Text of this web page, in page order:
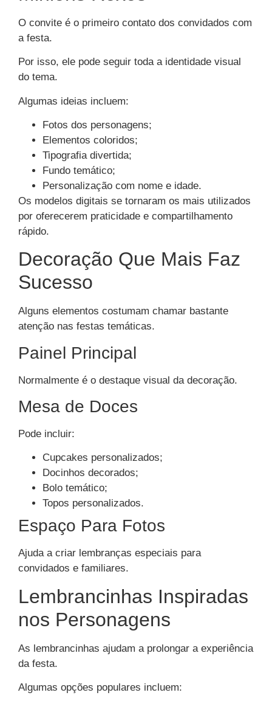
O convite é o primeiro contato dos convidados com
a festa.
Por isso, ele pode seguir toda a identidade visual
do tema.
Algumas ideias incluem:
Fotos dos personagens;
Elementos coloridos;
Tipografia divertida;
Fundo temático;
Personalização com nome e idade.
Os modelos digitais se tornaram os mais utilizados
por oferecerem praticidade e compartilhamento
rápido.
Decoração Que Mais Faz
Sucesso
Alguns elementos costumam chamar bastante
atenção nas festas temáticas.
Painel Principal
Normalmente é o destaque visual da decoração.
Mesa de Doces
Pode incluir:
Cupcakes personalizados;
Docinhos decorados;
Bolo temático;
Topos personalizados.
Espaço Para Fotos
Ajuda a criar lembranças especiais para
convidados e familiares.
Lembrancinhas Inspiradas
nos Personagens
As lembrancinhas ajudam a prolongar a experiência
da festa.
Algumas opções populares incluem: